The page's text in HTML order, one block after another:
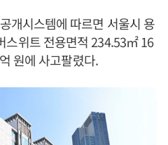
개시스템에 따르면 서울시 용
스위트 전용면적 234.53㎡ 16
원에 사고팔렸다.